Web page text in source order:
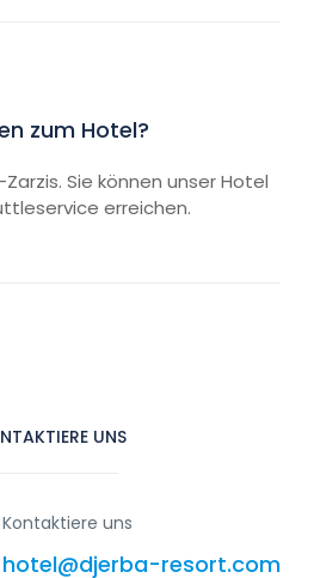
zum Hotel?
Sie können unser Hotel
erreichen.
UNS
Kontaktiere uns
hotel@djerba-resort.com